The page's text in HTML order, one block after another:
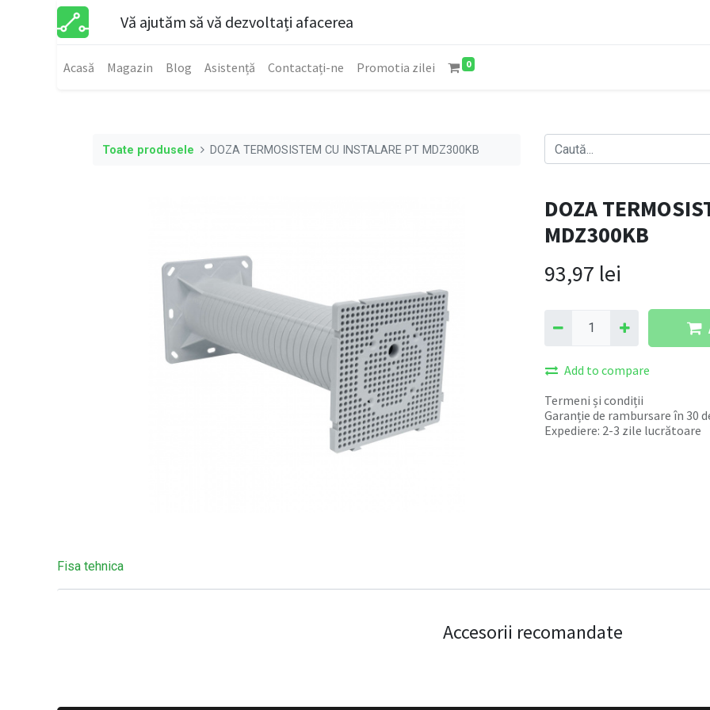
Vă ajutăm să vă dezvoltați afacerea
Acasă Magazin Blog Asistență Contactați-ne Promotia zilei 0
Toate produsele DOZA TERMOSISTEM CU INSTALARE PT MDZ300KB
DOZA
MDZ300KB
93,97 lei
Add to compare
Termeni și condiții
Garanție de rambursare în 30
Expediere: 2-3 zile lucrătoare
Fisa tehnica
Accesorii recomandate